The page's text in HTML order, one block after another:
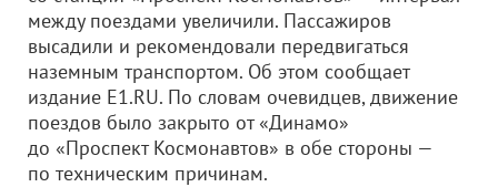
между поездами увеличили. Пассажиров
высадили и рекомендовали передвигаться
наземным транспортом. Об этом сообщает
издание E1.RU. По словам очевидцев, движение
поездов было закрыто от «Динамо»
до «Проспект Космонавтов» в обе стороны —
по техническим причинам.